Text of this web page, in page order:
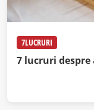
7LUCRURI
7 lucruri